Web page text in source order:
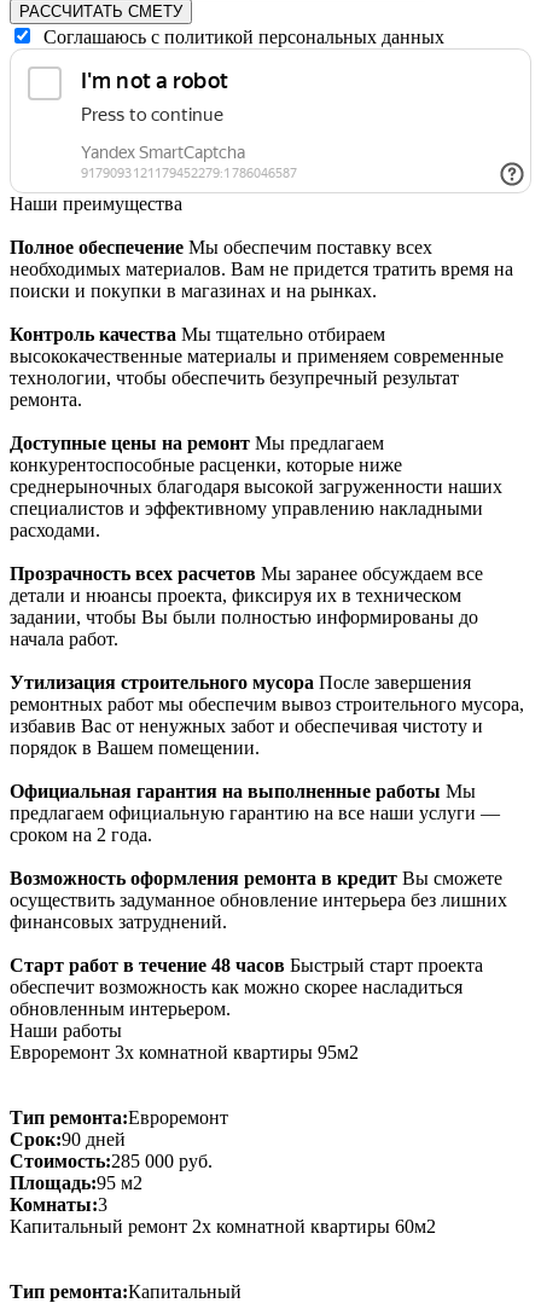
РАССЧИТАТЬ СМЕТУ
Соглашаюсь с политикой персональных данных
Наши преимущества
Полное обеспечение Мы обеспечим поставку всех
необходимых материалов. Вам не придется тратить время на
поиски и покупки в магазинах и на рынках.
Контроль качества Мы тщательно отбираем
высококачественные материалы и применяем современные
технологии, чтобы обеспечить безупречный результат
ремонта.
Доступные цены на ремонт Мы предлагаем
конкурентоспособные расценки, которые ниже
среднерыночных благодаря высокой загруженности наших
специалистов и эффективному управлению накладными
расходами.
Прозрачность всех расчетов Мы заранее обсуждаем все
детали и нюансы проекта, фиксируя их в техническом
задании, чтобы Вы были полностью информированы до
начала работ.
Утилизация строительного мусора После завершения
ремонтных работ мы обеспечим вывоз строительного мусора,
избавив Вас от ненужных забот и обеспечивая чистоту и
порядок в Вашем помещении.
Официальная гарантия на выполненные работы Мы
предлагаем официальную гарантию на все наши услуги —
сроком на 2 года.
Возможность оформления ремонта в кредит Вы сможете
осуществить задуманное обновление интерьера без лишних
финансовых затруднений.
Старт работ в течение 48 часов Быстрый старт проекта
обеспечит возможность как можно скорее насладиться
обновленным интерьером.
Наши работы
Евроремонт 3х комнатной квартиры 95м2
Тип ремонта:Евроремонт
Срок:90 дней
Стоимость:285 000 руб.
Площадь:95 м2
Комнаты:3
Капитальный ремонт 2х комнатной квартиры 60м2
Тип ремонта:Капитальный